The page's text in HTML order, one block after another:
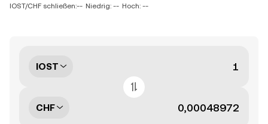
IOST/CHF schließen:-- Niedrig: -- Hoch: --
IOST
CHF